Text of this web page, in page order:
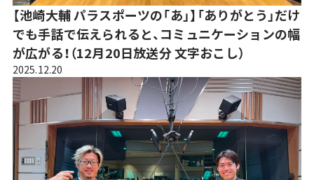
【池崎大輔 パラスポーツの「あ」】「ありがとう」だけ
でも手話で伝えられると、コミュニケーションの幅
が広がる！（12月20日放送分 文字おこし）
2025.12.20